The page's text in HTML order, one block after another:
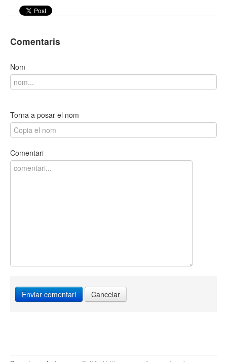
Comentaris
Nom
Torna a posar el nom
Comentari
Cancelar